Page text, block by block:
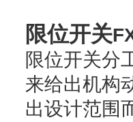
限位开关
限位开关分
来给出机构
出设计范围